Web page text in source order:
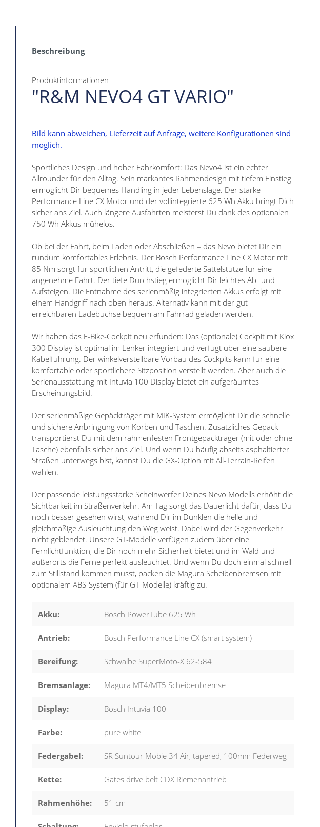
Beschreibung
Produktinformationen
"R&M NEVO4 GT VARIO"
Bild kann abweichen, Lieferzeit auf Anfrage, weitere Konfigurationen sind
möglich.
Sportliches Design und hoher Fahrkomfort: Das Nevo4 ist ein echter
Allrounder für den Alltag. Sein markantes Rahmendesign mit tiefem Einstieg
ermöglicht Dir bequemes Handling in jeder Lebenslage. Der starke
Performance Line CX Motor und der vollintegrierte 625 Wh Akku bringt Dich
sicher ans Ziel. Auch längere Ausfahrten meisterst Du dank des optionalen
750 Wh Akkus mühelos.
Ob bei der Fahrt, beim Laden oder Abschließen – das Nevo bietet Dir ein
rundum komfortables Erlebnis. Der Bosch Performance Line CX Motor mit
85 Nm sorgt für sportlichen Antritt, die gefederte Sattelstütze für eine
angenehme Fahrt. Der tiefe Durchstieg ermöglicht Dir leichtes Ab- und
Aufsteigen. Die Entnahme des serienmäßig integrierten Akkus erfolgt mit
einem Handgriff nach oben heraus. Alternativ kann mit der gut
erreichbaren Ladebuchse bequem am Fahrrad geladen werden.
Wir haben das E-Bike-Cockpit neu erfunden: Das (optionale) Cockpit mit Kiox
300 Display ist optimal im Lenker integriert und verfügt über eine saubere
Kabelführung. Der winkelverstellbare Vorbau des Cockpits kann für eine
komfortable oder sportlichere Sitzposition verstellt werden. Aber auch die
Serienausstattung mit Intuvia 100 Display bietet ein aufgeräumtes
Erscheinungsbild.
Der serienmäßige Gepäckträger mit MIK-System ermöglicht Dir die schnelle
und sichere Anbringung von Körben und Taschen. Zusätzliches Gepäck
transportierst Du mit dem rahmenfesten Frontgepäckträger (mit oder ohne
Tasche) ebenfalls sicher ans Ziel. Und wenn Du häufig abseits asphaltierter
Straßen unterwegs bist, kannst Du die GX-Option mit All-Terrain-Reifen
wählen.
Der passende leistungsstarke Scheinwerfer Deines Nevo Modells erhöht die
Sichtbarkeit im Straßenverkehr. Am Tag sorgt das Dauerlicht dafür, dass Du
noch besser gesehen wirst, während Dir im Dunklen die helle und
gleichmäßige Ausleuchtung den Weg weist. Dabei wird der Gegenverkehr
nicht geblendet. Unsere GT-Modelle verfügen zudem über eine
Fernlichtfunktion, die Dir noch mehr Sicherheit bietet und im Wald und
außerorts die Ferne perfekt ausleuchtet. Und wenn Du doch einmal schnell
zum Stillstand kommen musst, packen die Magura Scheibenbremsen mit
optionalem ABS-System (für GT-Modelle) kräftig zu.
Akku: Bosch PowerTube 625 Wh
Antrieb: Bosch Performance Line CX (smart system)
Bereifung: Schwalbe SuperMoto-X 62-584
Bremsanlage: Magura MT4/MT5 Scheibenbremse
Display: Bosch Intuvia 100
Farbe: pure white
Federgabel: SR Suntour Mobie 34 Air, tapered, 100mm Federweg
Kette: Gates drive belt CDX Riemenantrieb
Rahmenhöhe: 51 cm